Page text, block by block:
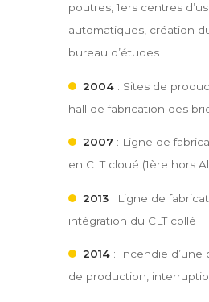
poutres, 1ers centres
automatiques, création
bureau d’études
2004: Sites de
hall de fabrication des
2007: Ligne de
en CLT cloué (1ère hors
2013: Ligne de
intégration du CLT collé
2014: Incendie d’une
de production,